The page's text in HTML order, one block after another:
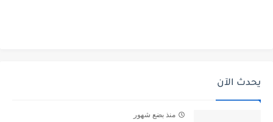
يحدث الآن
منذ بضع شهور